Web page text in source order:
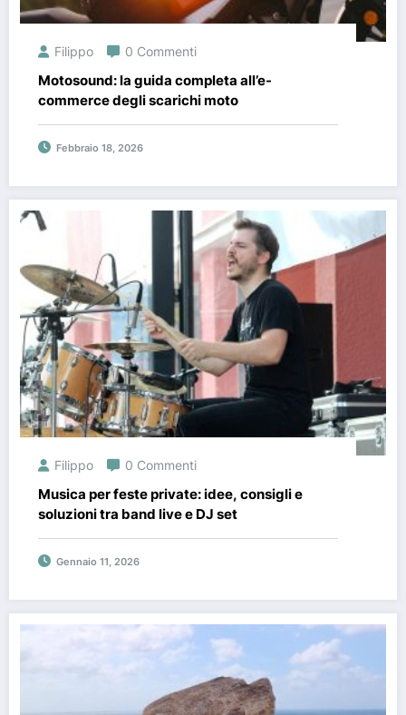
Filippo 0 Commenti
Motosound: la guida completa all’e-
commerce degli scarichi moto
Febbraio 18, 2026
Filippo 0 Commenti
Musica per feste private: idee, consigli e
soluzioni tra band live e DJ set
Gennaio 11, 2026